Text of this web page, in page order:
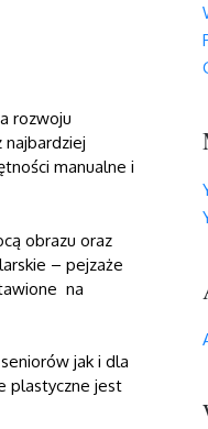
rozwoju
manualne i
obrazu oraz
– pejzaże
na
jak i dla
plastyczne jest